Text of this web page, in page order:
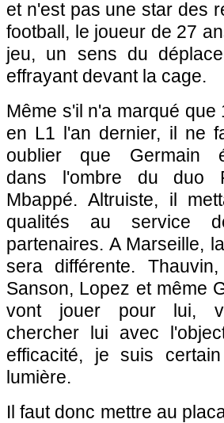
et n'est pas une star des
football, le joueur de 27
jeu, un sens du
effrayant devant la cage.
Même s'il n'a marqué que
en L1 l'an dernier, il ne
oublier que Germain
dans l'ombre du duo
Mbappé. Altruiste, il
qualités au service
partenaires. A Marseille,
sera différente.
Sanson, Lopez et même
vont jouer pour lui,
chercher lui avec
efficacité, je suis
lumière.
Il faut donc mettre au